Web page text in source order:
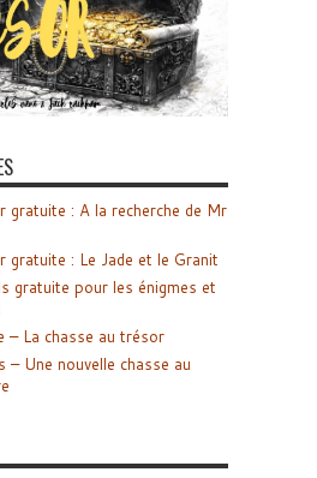
gratuite : A la recherche de Mr
gratuite : Le Jade et le Granit
gratuite pour les énigmes et
– La chasse au trésor
– Une nouvelle chasse au